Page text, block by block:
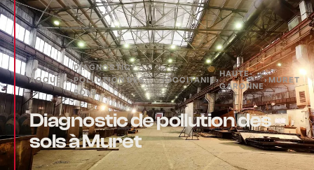
ACCUEIL›
DIAGNOSTIC
POLLUTION DES
SOLS
›OCCITANIE›
HAUTE-
GARONNE
›MURET
Diagnostic de pollution des
sols à Muret